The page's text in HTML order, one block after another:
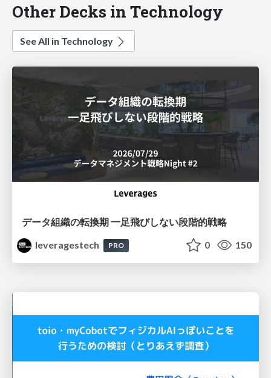
Other Decks in Technology
See All in Technology
データ組織の転換期 一足飛びしない段階的戦略
leveragestech
PRO 0 150